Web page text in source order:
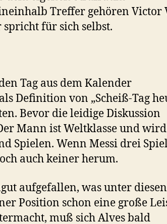
Treffer gehören Victor
für sich selbst.
Tag aus dem Kalender
Definition von „Scheiß-Tag
Bevor die leidige Diskussion
Mann ist Weltklasse und wird
Spielen. Wenn Messi drei
auch keiner herum.
aufgefallen, was unter diesen
Position schon eine große
muß sich Alves bald